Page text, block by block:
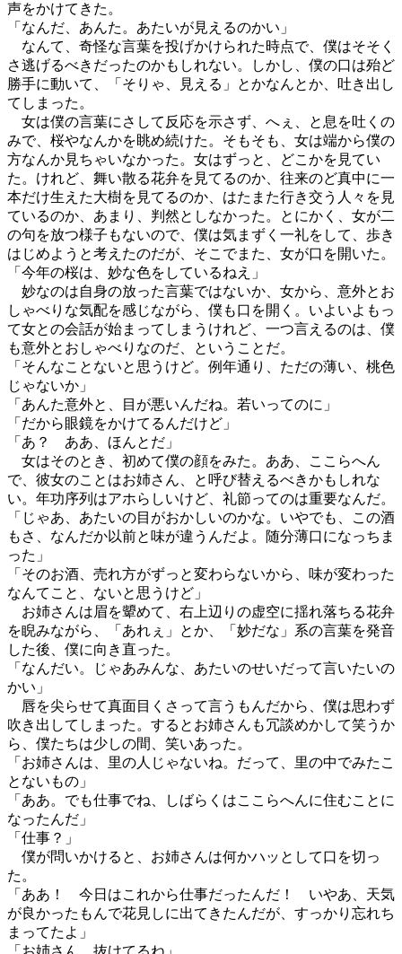
声をかけてきた。
「なんだ、あんた。あたいが見えるのかい」
なんて、奇怪な言葉を投げかけられた時点で、僕はそそく
さ逃げるべきだったのかもしれない。しかし、僕の口は殆ど
勝手に動いて、「そりゃ、見える」とかなんとか、吐き出し
てしまった。
女は僕の言葉にさして反応を示さず、へぇ、と息を吐くの
みで、桜やなんかを眺め続けた。そもそも、女は端から僕の
方なんか見ちゃいなかった。女はずっと、どこかを見てい
た。けれど、舞い散る花弁を見てるのか、往来のど真中に一
本だけ生えた大樹を見てるのか、はたまた行き交う人々を見
ているのか、あまり、判然としなかった。とにかく、女が二
の句を放つ様子もないので、僕は気まずく一礼をして、歩き
はじめようと考えたのだが、そこでまた、女が口を開いた。
「今年の桜は、妙な色をしているねえ」
妙なのは自身の放った言葉ではないか、女から、意外とお
しゃべりな気配を感じながら、僕も口を開く。いよいよもっ
て女との会話が始まってしまうけれど、一つ言えるのは、僕
も意外とおしゃべりなのだ、ということだ。
「そんなことないと思うけど。例年通り、ただの薄い、桃色
じゃないか」
「あんた意外と、目が悪いんだね。若いってのに」
「だから眼鏡をかけてるんだけど」
「あ？ ああ、ほんとだ」
女はそのとき、初めて僕の顔をみた。ああ、ここらへん
で、彼女のことはお姉さん、と呼び替えるべきかもしれな
い。年功序列はアホらしいけど、礼節ってのは重要なんだ。
「じゃあ、あたいの目がおかしいのかな。いやでも、この酒
もさ、なんだか以前と味が違うんだよ。随分薄口になっちま
った」
「そのお酒、売れ方がずっと変わらないから、味が変わった
なんてこと、ないと思うけど」
お姉さんは眉を顰めて、右上辺りの虚空に揺れ落ちる花弁
を睨みながら、「あれぇ」とか、「妙だな」系の言葉を発音
した後、僕に向き直った。
「なんだい。じゃあみんな、あたいのせいだって言いたいの
かい」
唇を尖らせて真面目くさって言うもんだから、僕は思わず
吹き出してしまった。するとお姉さんも冗談めかして笑うか
ら、僕たちは少しの間、笑いあった。
「お姉さんは、里の人じゃないね。だって、里の中でみたこ
とないもの」
「ああ。でも仕事でね、しばらくはここらへんに住むことに
なったんだ」
「仕事？」
僕が問いかけると、お姉さんは何かハッとして口を切っ
た。
「ああ！ 今日はこれから仕事だったんだ！ いやあ、天気
が良かったもんで花見しに出てきたんだが、すっかり忘れち
まってたよ」
「お姉さん、抜けてるね」